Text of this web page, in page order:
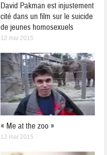
David Pakman est injustement
cité dans un film sur le suicide
de jeunes homosexuels
12 mai 2015
« Me at the zoo »
12 mai 2015